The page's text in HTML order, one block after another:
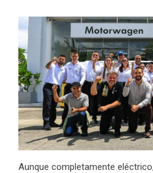
Aunque completamente